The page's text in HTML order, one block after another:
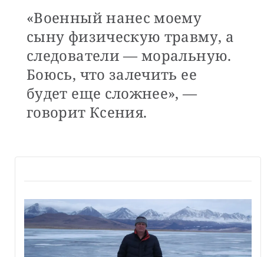
«Военный нанес моему
сыну физическую травму, а
следователи — моральную.
Боюсь, что залечить ее
будет еще сложнее», —
говорит Ксения.